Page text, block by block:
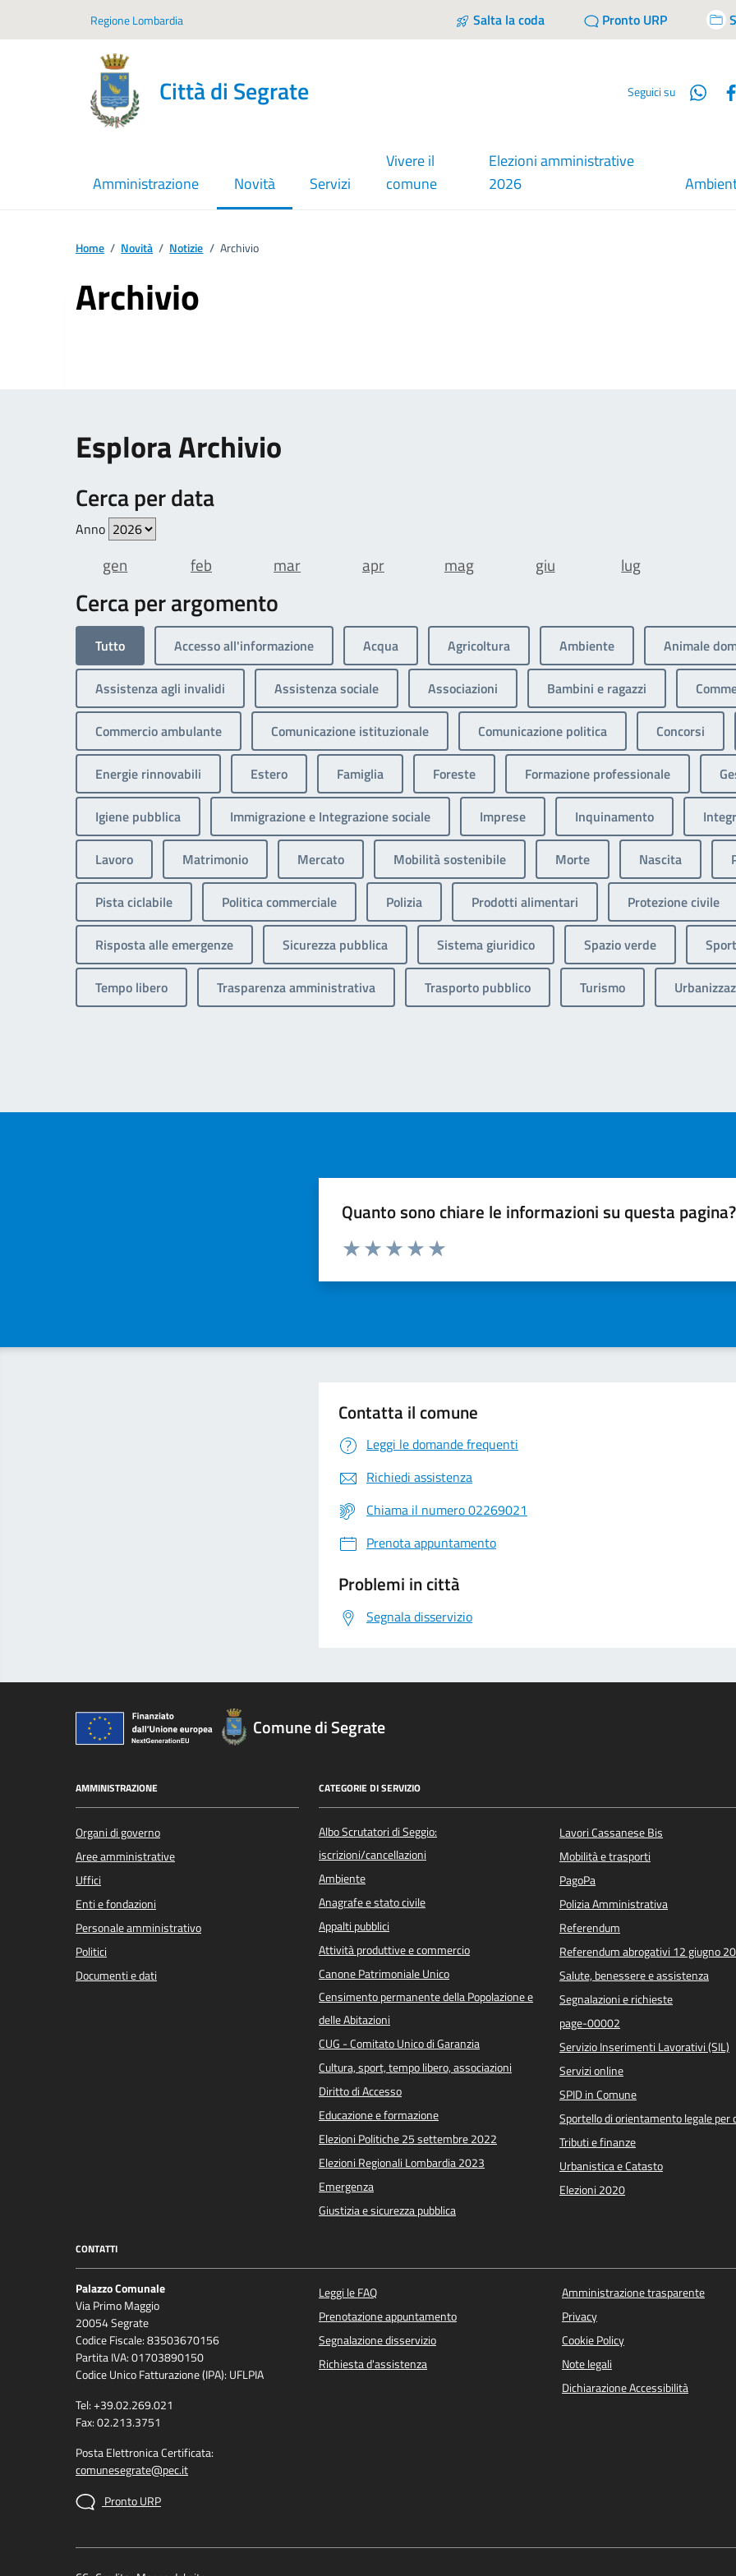
Regione Lombardia Salta la coda Pronto URP
Città di Segrate Seguici su
Amministrazione Novità
menu selezionato
Servizi
Vivere il
comune
Elezioni amministrative
2026
Home / Novità / Notizie / Archivio
Archivio
Esplora Archivio
Cerca per data
Anno
gen feb mar apr mag giu lug
Cerca per argomento
Tutto Accesso all'informazione Acqua Agricoltura Ambiente Animale
Assistenza agli invalidi Assistenza sociale Associazioni Bambini e ragazzi
Commercio ambulante Comunicazione istituzionale Comunicazione politica Concorsi
Energie rinnovabili Estero Famiglia Foreste Formazione professionale
Igiene pubblica Immigrazione e Integrazione sociale Imprese Inquinamento
Lavoro Matrimonio Mercato Mobilità sostenibile Morte Nascita
Pista ciclabile Politica commerciale Polizia Prodotti alimentari Protezione civile
Risposta alle emergenze Sicurezza pubblica Sistema giuridico Spazio verde
Tempo libero Trasparenza amministrativa Trasporto pubblico Turismo
Quanto sono chiare le informazioni su questa pagina?
Valuta da 1 a 5 stelle la pagina
Contatta il comune
Leggi le domande frequenti
Richiedi assistenza
Chiama il numero 02269021
Prenota appuntamento
Problemi in città
Segnala disservizio
Comune di Segrate
AMMINISTRAZIONE
Organi di governo
Aree amministrative
Uffici
Enti e fondazioni
Personale amministrativo
Politici
Documenti e dati
CATEGORIE DI SERVIZIO
Albo Scrutatori di Seggio:
iscrizioni/cancellazioni
Ambiente
Anagrafe e stato civile
Appalti pubblici
Attività produttive e commercio
Canone Patrimoniale Unico
Censimento permanente della Popolazione e
delle Abitazioni
CUG - Comitato Unico di Garanzia
Cultura, sport, tempo libero, associazioni
Diritto di Accesso
Educazione e formazione
Elezioni Politiche 25 settembre 2022
Elezioni Regionali Lombardia 2023
Emergenza
Giustizia e sicurezza pubblica
Lavori Cassanese Bis
Mobilità e trasporti
PagoPa
Polizia Amministrativa
Referendum
Referendum abrogativi 12 giugno
Salute, benessere e assistenza
Segnalazioni e richieste
page-00002
Servizio Inserimenti Lavorativi (SIL)
Servizi online
SPID in Comune
Sportello di orientamento legale per
Tributi e finanze
Urbanistica e Catasto
Elezioni 2020
CONTATTI
Palazzo Comunale
Via Primo Maggio
20054 Segrate
Codice Fiscale: 83503670156
Partita IVA: 01703890150
Codice Unico Fatturazione (IPA): UFLPIA
Tel: +39.02.269.021
Fax: 02.213.3751
Posta Elettronica Certificata:
comunesegrate@pec.it
Pronto URP
Leggi le FAQ
Prenotazione appuntamento
Segnalazione disservizio
Richiesta d'assistenza
Amministrazione trasparente
Privacy
Cookie Policy
Note legali
Dichiarazione Accessibilità